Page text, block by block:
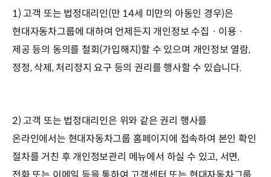
1) 고객 또는 법정대리인(만 14세 미만의 아동인 경우)은
현대자동차그룹에 대하여 언제든지 개인정보 수집 · 이용 ·
제공 등의 동의를 철회(가입해지)할 수 있으며 개인정보 열람,
정정, 삭제, 처리정지 요구 등의 권리를 행사할 수 있습니다.
2) 고객 또는 법정대리인은 위와 같은 권리 행사를
온라인에서는 현대자동차그룹 홈페이지에 접속하여 본인 확인
절차를 거친 후 개인정보관리 메뉴에서 하실 수 있고, 서면,